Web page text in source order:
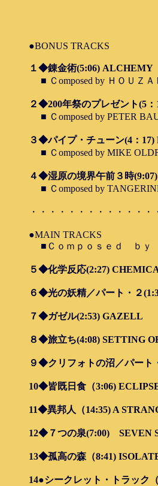
【
●BONUS TRACKS
１◆錬金術(5:06) ALCHEMY
■ Ｃomposed by ＨＯＵＺＡ
２◆200年祭のプレゼント(5
■ Ｃomposed by PETER
３◆パイプ・チューン(4：17)
■ Ｃomposed by MIKE
４◆湿原の境界午前３時
■ Ｃomposed by
・・・・・・・・・・・・
●MAIN TRACKS
■Ｃｏｍｐｏｓｅｄ ｂｙ
５◆化学反応(2:27)
６◆光の妖精／パート・２
７◆ガゼル(2:53) GAZELL
８◆旅立ち(4:08) SETTING
９◆クリフォトの沼／パート
10◆皆既日食（3:06)
11◆異邦人（14:35) A
12◆７つの泉(7:00) SEVEN
13◆孤高の森（8:41)
14●シークレット・トラック